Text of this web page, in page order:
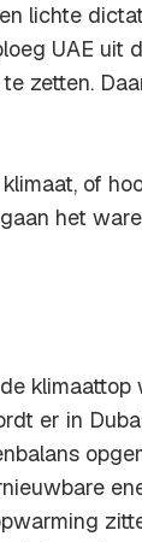
lichte
UAE uit
zetten.
of
het
klimaattop
er in